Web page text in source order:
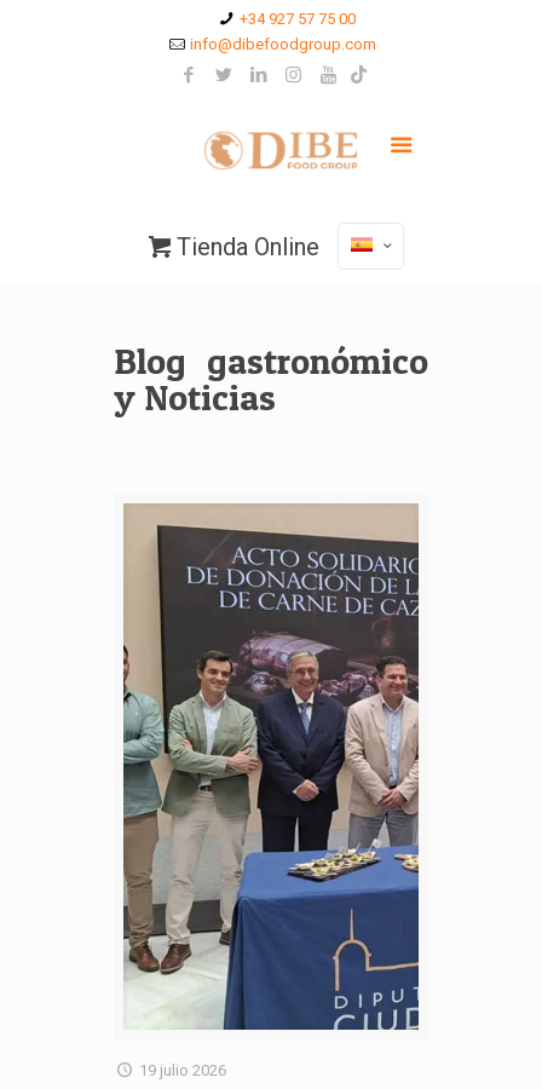
+34 927 57 75 00
info@dibefoodgroup.com
Tienda Online
Blog gastronómico
y Noticias
19 julio 2026